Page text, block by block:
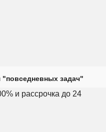
"повседневных задач"